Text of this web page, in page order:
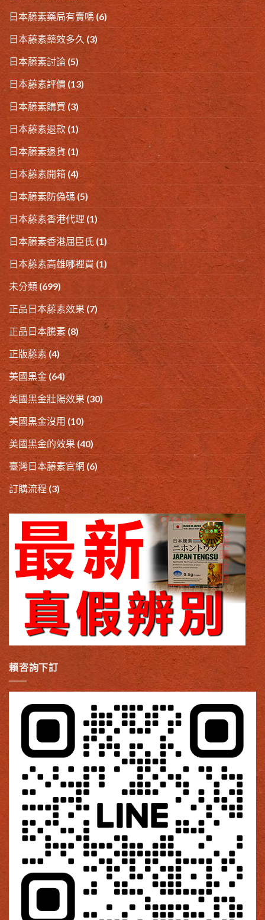
日本藤素藥局有賣嗎(6)
日本藤素藥效多久 (3)
日本藤素討論 (5)
日本藤素評價 (13)
日本藤素購買 (3)
日本藤素退款 (1)
日本藤素退貨 (1)
日本藤素開箱 (4)
日本藤素防偽碼 (5)
日本藤素香港代理 (1)
日本藤素香港屈臣氏 (1)
日本藤素高雄哪裡買 (1)
未分類 (699)
正品日本藤素效果 (7)
正品日本騰素(8)
正版藤素(4)
美國黑金 (64)
美國黑金壯陽效果(30)
美國黑金沒用 (10)
美國黑金的效果 (40)
臺灣日本藤素官網 (6)
訂購流程(3)
賴咨詢下訂